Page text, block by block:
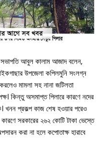
সভাপতি আবুল কালাম আজাদ বলেন,
উপজেলা কপিলমুনি সংলগ্ন
মামলা সহ নানা জটিলতা
কিন্তু অসমাপ্ত পিলারে কারণে নদের
খনন প্রকল্প কাজ শেষ হওয়ার পরেও
সরকারের ২৬২ কোটি টাকা ভেস্তে
করা না হলে কপোতাক্ষ হারাবে